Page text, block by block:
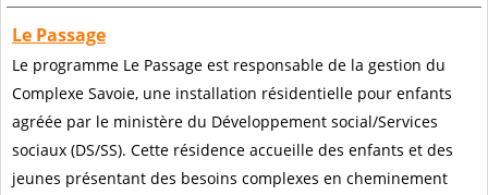
Le Passage
Le programme Le Passage est responsable de la gestion du
Complexe Savoie, une installation résidentielle pour enfants
agréée par le ministère du Développement social/Services
sociaux (DS/SS). Cette résidence accueille des enfants et des
jeunes présentant des besoins complexes en cheminement